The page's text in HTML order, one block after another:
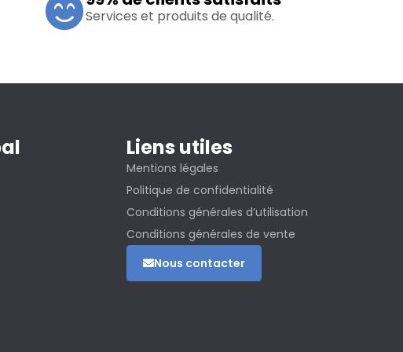
Services et produits de qualité.
Liens utiles
Mentions légales
Politique de confidentialité
Conditions générales d’utilisation
Conditions générales de vente
Nous contacter